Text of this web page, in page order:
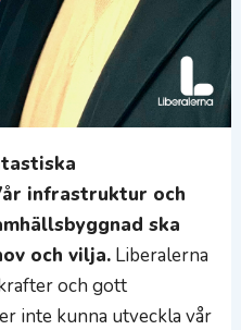
infrastruktur och
ska
och vilja. Liberalerna
och gott
inte kunna utveckla vår